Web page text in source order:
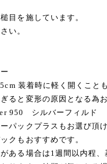
目を施しています。
い。
時に軽く開くことも
の原因となる為お気
シルバーフィルド
ックプラスもお選び頂け
クもおすすめです。
る場合は1週間以内程、